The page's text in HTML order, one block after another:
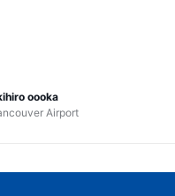
oooka
Airport